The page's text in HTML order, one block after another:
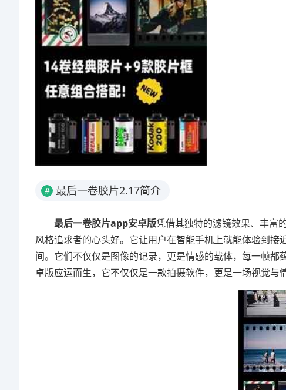
# 最后一卷胶片2.17简介
最后一卷胶片app安卓版凭借其独特的滤镜效果、丰富
风格追求者的心头好。它让用户在智能手机上就能体验到
间。它们不仅仅是图像的记录，更是情感的载体，每一帧
卓版应运而生，它不仅仅是一款拍摄软件，更是一场视觉与